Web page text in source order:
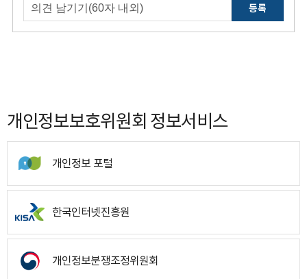
등록
개인정보보호위원회 정보서비스
개인정보 포털
한국인터넷진흥원
개인정보분쟁조정위원회